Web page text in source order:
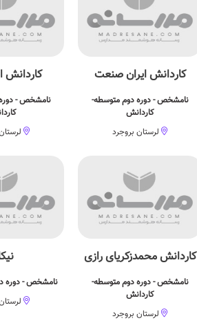
کاردانش ایران صنعت
نامشخص - دوره دوم متوسطه-
کاردانش
لرستان بروجرد
کاردانش
نامشخص -
کاردانش محمدزکریای رازی
نامشخص - دوره دوم متوسطه-
کاردانش
لرستان بروجرد
نامشخص - دوره